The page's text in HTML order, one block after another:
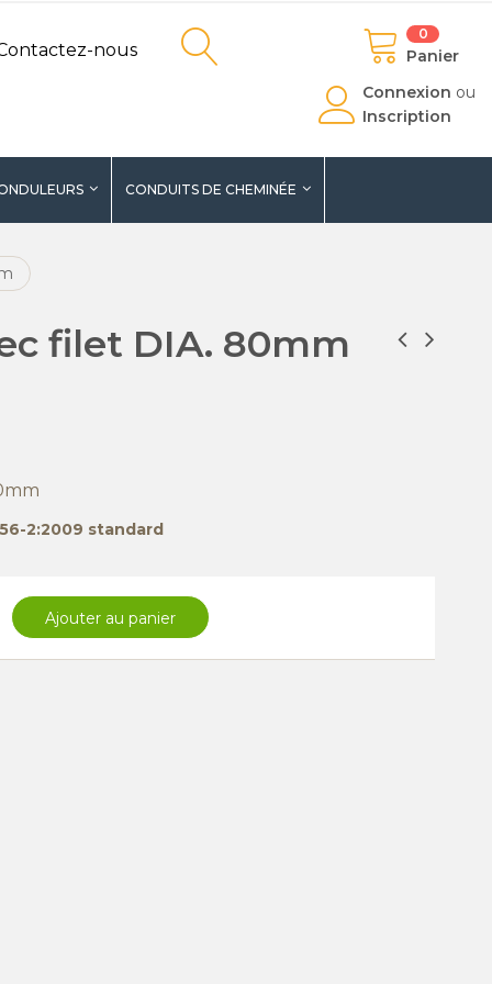
nous
0
Panier
Connexion ou
Inscription
CONDUITS DE CHEMINÉE
filet DIA. 80mm
2:2009 standard
Ajouter au panier